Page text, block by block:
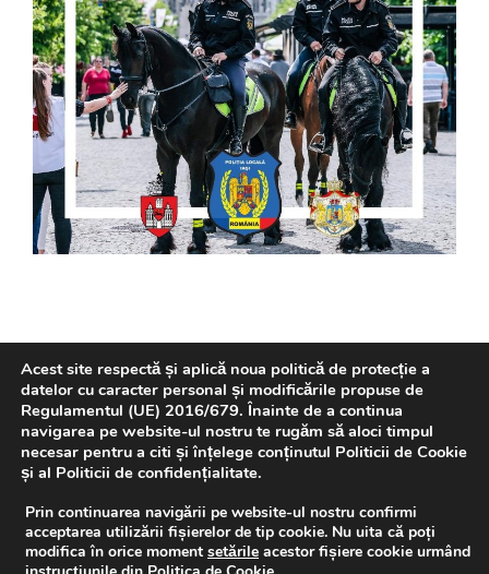
@2022 - Drepturi de autor rezervate Politia Locala Iasi
Acest site respectă și aplică noua politică de protecție a
datelor cu caracter personal și modificările propuse de
Regulamentul (UE) 2016/679. Înainte de a continua
navigarea pe website-ul nostru te rugăm să aloci timpul
necesar pentru a citi și înțelege conținutul Politicii de Cookie
și al Politicii de confidențialitate.
Prin continuarea navigării pe website-ul nostru confirmi
acceptarea utilizării fișierelor de tip cookie. Nu uita că poți
modifica în orice moment setările acestor fișiere cookie urmând